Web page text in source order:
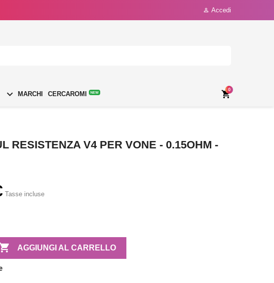
 Accedi
 MARCHI CERCAROMI NEW 
0
RESISTENZA V4 PER VONE - 0.15OHM -
Tasse incluse
AGGIUNGI AL CARRELLO